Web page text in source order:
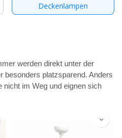
Deckenlampen
werden direkt unter der
besonders platzsparend. Anders
nicht im Weg und eignen sich